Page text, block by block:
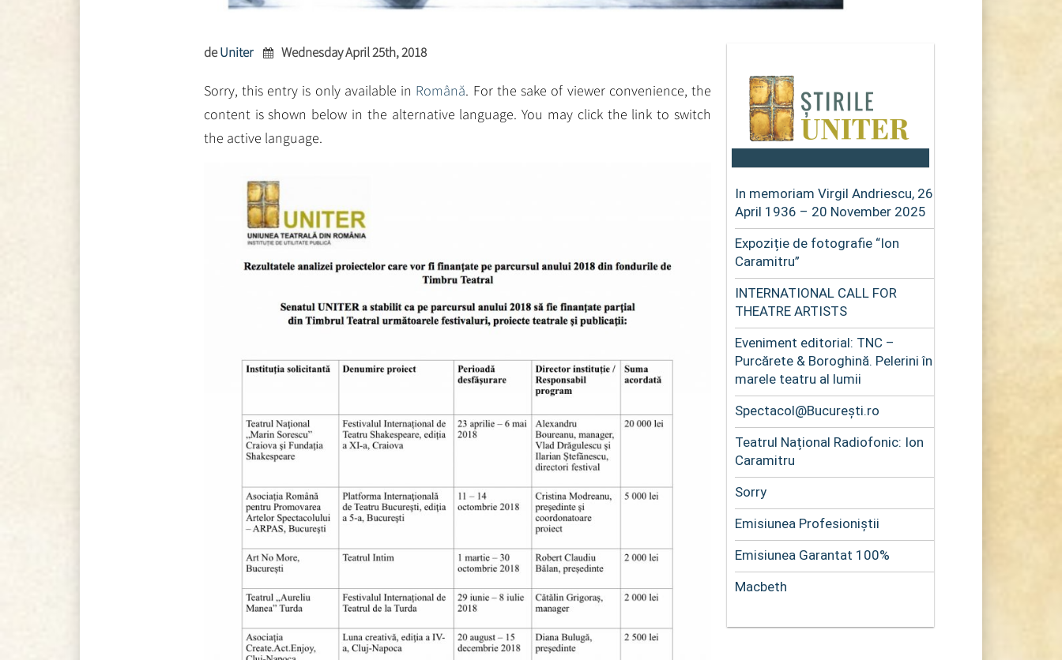
In memoriam Virgil Andriescu, 26
April 1936 – 20 November 2025
Expoziție de fotografie “Ion
Caramitru”
INTERNATIONAL CALL FOR
THEATRE ARTISTS
Eveniment editorial: TNC –
Purcărete & Boroghină. Pelerini în
marele teatru al lumii
Spectacol@București.ro
Teatrul Național Radiofonic: Ion
Caramitru
Sorry
Emisiunea Profesioniștii
Emisiunea Garantat 100%
Macbeth
deUniter Wednesday April 25th, 2018
Sorry, this entry is only available in Română. For the sake of viewer convenience, the
content is shown below in the alternative language. You may click the link to switch
the active language.